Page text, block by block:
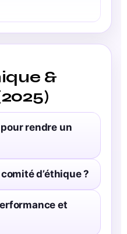
&
rendre un
d’éthique ?
et